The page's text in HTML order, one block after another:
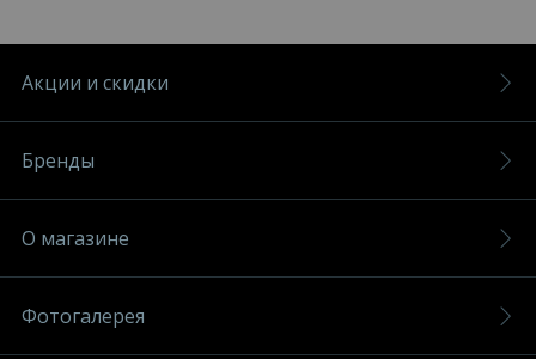
Акции и скидки
Бренды
О магазине
Фотогалерея